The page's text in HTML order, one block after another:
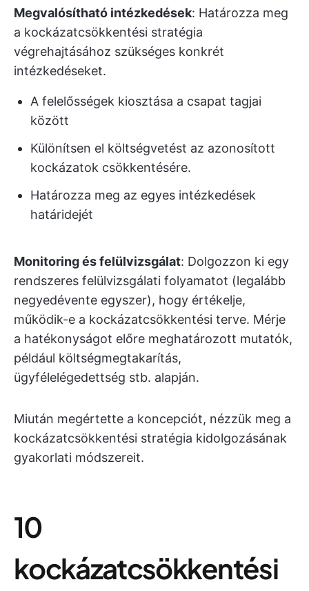
Megvalósítható intézkedések: Határozza meg
a kockázatcsökkentési stratégia
végrehajtásához szükséges konkrét
intézkedéseket.
A felelősségek kiosztása a csapat tagjai
között
Különítsen el költségvetést az azonosított
kockázatok csökkentésére.
Határozza meg az egyes intézkedések
határidejét
Monitoring és felülvizsgálat: Dolgozzon ki egy
rendszeres felülvizsgálati folyamatot (legalább
negyedévente egyszer), hogy értékelje,
működik-e a kockázatcsökkentési terve. Mérje
a hatékonyságot előre meghatározott mutatók,
például költségmegtakarítás,
ügyfélelégedettség stb. alapján.
Miután megértette a koncepciót, nézzük meg a
kockázatcsökkentési stratégia kidolgozásának
gyakorlati módszereit.
10
kockázatcsökkentési